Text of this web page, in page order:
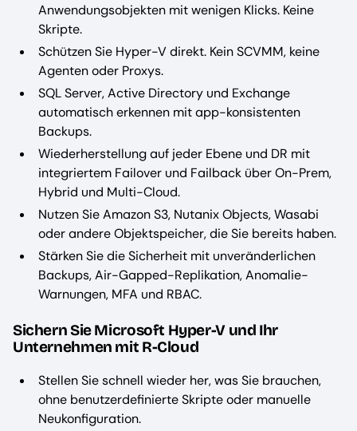
Anwendungsobjekten mit wenigen Klicks. Keine
Skripte.
Schützen Sie Hyper-V direkt. Kein SCVMM, keine
Agenten oder Proxys.
SQL Server, Active Directory und Exchange
automatisch erkennen mit app-konsistenten
Backups.
Wiederherstellung auf jeder Ebene und DR mit
integriertem Failover und Failback über On-Prem,
Hybrid und Multi-Cloud.
Nutzen Sie Amazon S3, Nutanix Objects, Wasabi
oder andere Objektspeicher, die Sie bereits haben.
Stärken Sie die Sicherheit mit unveränderlichen
Backups, Air-Gapped-Replikation, Anomalie-
Warnungen, MFA und RBAC.
Sichern Sie Microsoft Hyper-V und Ihr
Unternehmen mit R-Cloud
Stellen Sie schnell wieder her, was Sie brauchen,
ohne benutzerdefinierte Skripte oder manuelle
Neukonfiguration.